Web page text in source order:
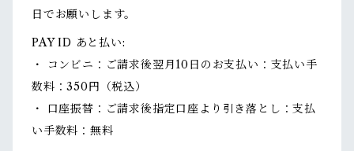
日でお願いします。
PAY ID あと払い:
・ コンビニ：ご請求後翌月10日のお支払い：支払い手
数料：350円（税込）
・ 口座振替：ご請求後指定口座より引き落とし：支払
い手数料：無料